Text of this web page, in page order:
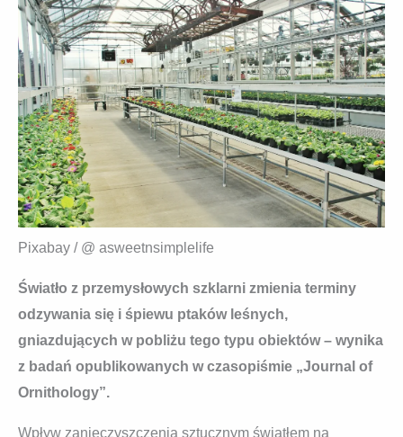
Pixabay / @ asweetnsimplelife
Światło z przemysłowych szklarni zmienia terminy
odzywania się i śpiewu ptaków leśnych,
gniazdujących w pobliżu tego typu obiektów – wynika
z badań opublikowanych w czasopiśmie „Journal of
Ornithology”.
Wpływ zanieczyszczenia sztucznym światłem na